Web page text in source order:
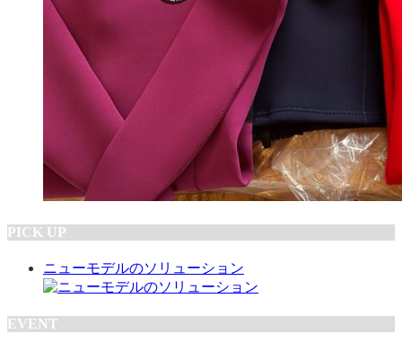
PICK UP
ニューモデルのソリューション
EVENT